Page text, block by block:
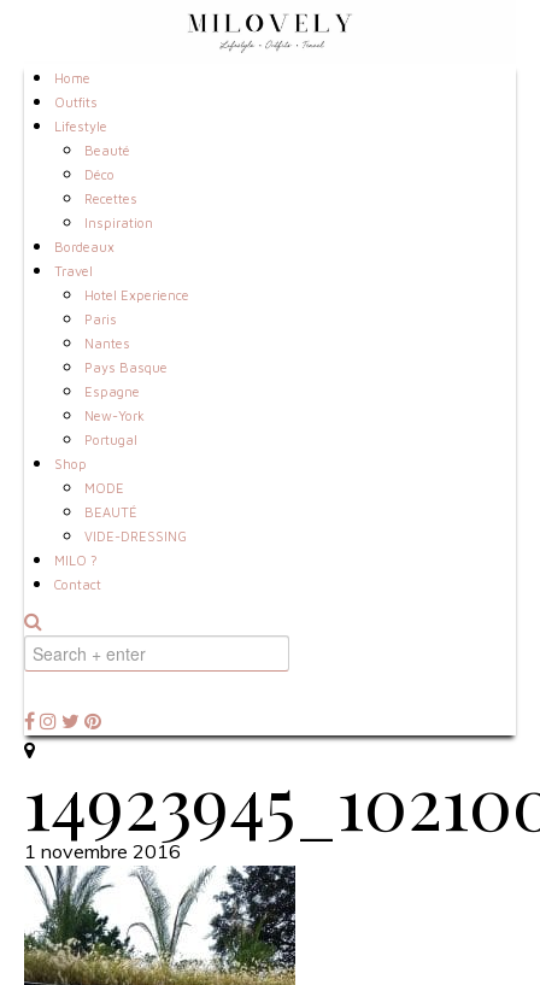
Home
Outfits
Lifestyle
Beauté
Déco
Recettes
Inspiration
Bordeaux
Travel
Hotel Experience
Paris
Nantes
Pays Basque
Espagne
New-York
Portugal
Shop
MODE
BEAUTÉ
VIDE-DRESSING
MILO ?
Contact
1 novembre 2016